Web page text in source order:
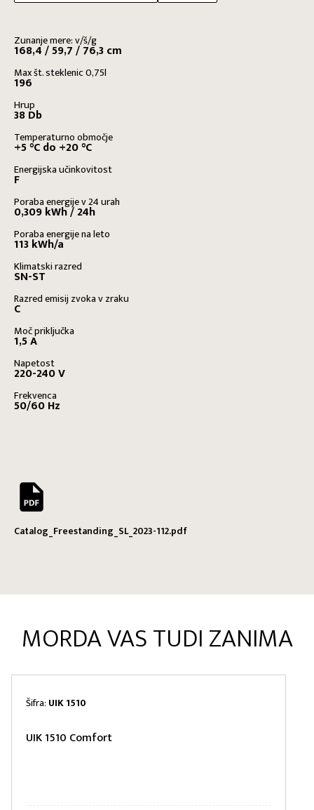
Zunanje mere: v/š/g
168,4 / 59,7 / 76,3 cm
Max št. steklenic 0,75l
196
Hrup
38 Db
Temperaturno območje
+5 °C do +20 °C
Energijska učinkovitost
F
Poraba energije v 24 urah
0,309 kWh / 24h
Poraba energije na leto
113 kWh/a
Klimatski razred
SN-ST
Razred emisij zvoka v zraku
C
Moč priključka
1,5 A
Napetost
220-240 V
Frekvenca
50/60 Hz
Catalog_Freestanding_SL_2023-112.pdf
MORDA VAS TUDI ZANIMA
Šifra: UIK 1510
UIK 1510 Comfort